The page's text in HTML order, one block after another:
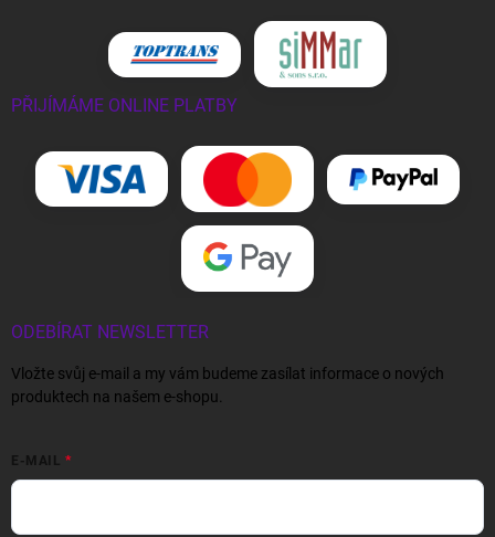
PŘIJÍMÁME ONLINE PLATBY
ODEBÍRAT NEWSLETTER
Vložte svůj e-mail a my vám budeme zasílat informace o nových
produktech na našem e-shopu.
E-MAIL